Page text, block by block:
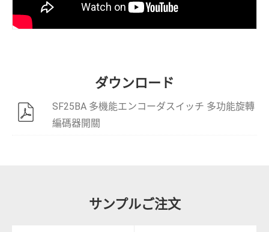
ダウンロード
SF25BA 多機能エンコーダスイッチ 多功能旋轉
編碼器開關
サンプルご注文